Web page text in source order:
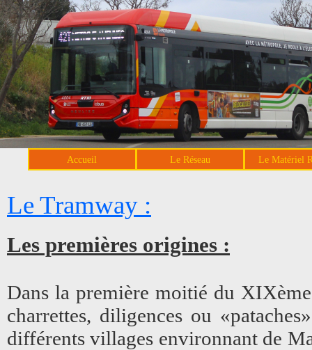
Accueil Le Réseau Le Matériel
Le Tramway :
Les premières origines :
Dans la première moitié du
charrettes, diligences ou
différents villages environnant de